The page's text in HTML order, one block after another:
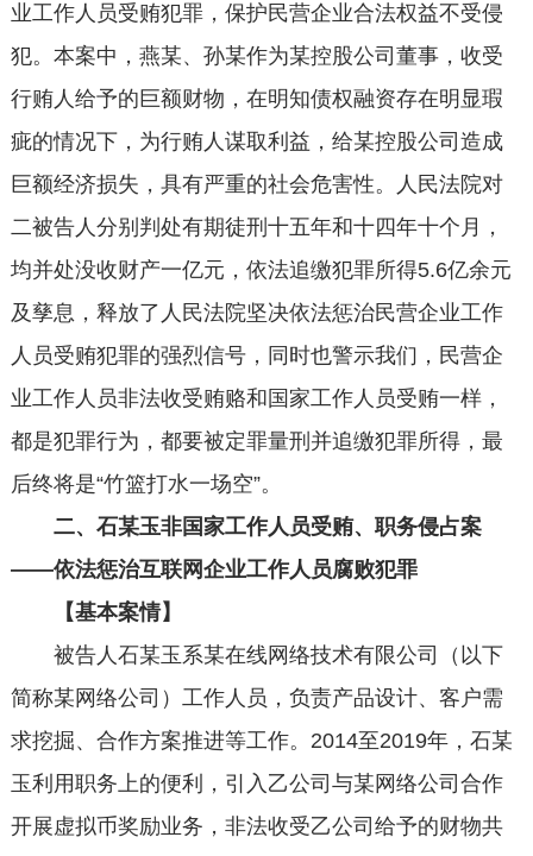
业工作人员受贿犯罪，保护民营企业合法权益不受侵
犯。本案中，燕某、孙某作为某控股公司董事，收受
行贿人给予的巨额财物，在明知债权融资存在明显瑕
疵的情况下，为行贿人谋取利益，给某控股公司造成
巨额经济损失，具有严重的社会危害性。人民法院对
二被告人分别判处有期徒刑十五年和十四年十个月，
均并处没收财产一亿元，依法追缴犯罪所得5.6亿余元
及孳息，释放了人民法院坚决依法惩治民营企业工作
人员受贿犯罪的强烈信号，同时也警示我们，民营企
业工作人员非法收受贿赂和国家工作人员受贿一样，
都是犯罪行为，都要被定罪量刑并追缴犯罪所得，最
后终将是“竹篮打水一场空”。
二、石某玉非国家工作人员受贿、职务侵占案
——依法惩治互联网企业工作人员腐败犯罪
【基本案情】
被告人石某玉系某在线网络技术有限公司（以下
简称某网络公司）工作人员，负责产品设计、客户需
求挖掘、合作方案推进等工作。2014至2019年，石某
玉利用职务上的便利，引入乙公司与某网络公司合作
开展虚拟币奖励业务，非法收受乙公司给予的财物共